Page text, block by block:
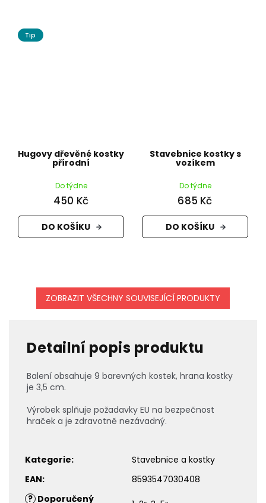
Tip
Hugovy dřevěné kostky
přírodní
Do týdne
450 Kč
DO KOŠÍKU
Stavebnice kostky s
vozíkem
Do týdne
685 Kč
DO KOŠÍKU
ZOBRAZIT VŠECHNY SOUVISEJÍCÍ PRODUKTY
Detailní popis produktu
Balení obsahuje 9 barevných kostek, hrana kostky
je 3,5 cm.
Výrobek splňuje požadavky EU na bezpečnost
hraček a je zdravotně nezávadný.
Kategorie:
Stavebnice a kostky
EAN:
8593547030408
? Doporučený